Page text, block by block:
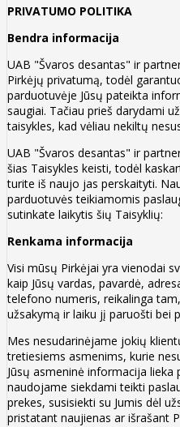
PRIVATUMO POLITIKA
Bendra informacija
UAB "Švaros desantas" ir
Pirkėjų privatumą, todėl
parduotuvėje Jūsų pateikta
saugiai. Tačiau prieš darydami
taisykles, kad vėliau nekiltų
UAB "Švaros desantas" ir
šias Taisykles keisti, todėl
turite iš naujo jas perskaityti.
parduotuvės teikiamomis
sutinkate laikytis šių Taisyklių:
Renkama informacija
Visi mūsų Pirkėjai yra vienodai
kaip Jūsų vardas, pavardė,
telefono numeris, reikalinga
užsakymą ir laiku jį paruošti bei
Mes nesudarinėjame jokių
tretiesiems asmenims, kurie
Jūsų asmeninė informacija lieka
naudojame siekdami teikti
prekes, susisiekti su Jumis dėl
pristatant naujienas ar išrašant